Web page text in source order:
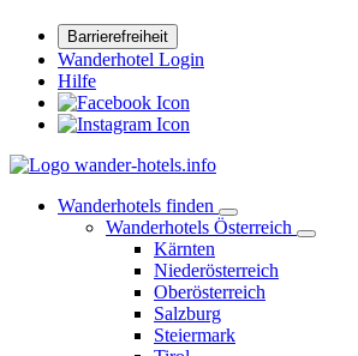
Barrierefreiheit
Wanderhotel Login
Hilfe
Wanderhotels finden
Wanderhotels Österreich
Kärnten
Niederösterreich
Oberösterreich
Salzburg
Steiermark